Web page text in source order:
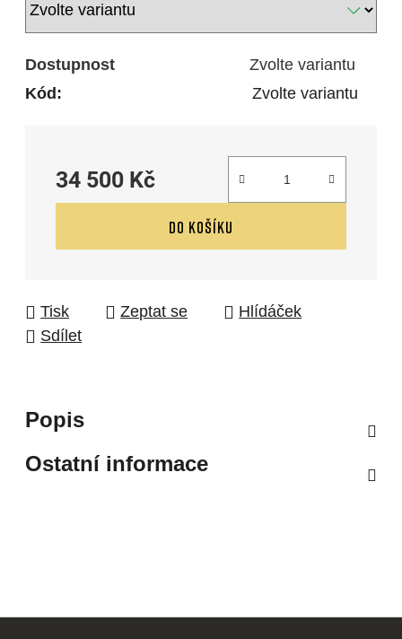
Dostupnost
Zvolte variantu
Kód:
Zvolte variantu
34 500 Kč
Měrná cena:
DO KOŠÍKU
Tisk Zeptat se
Hlídáček
Sdílet
Popis
Ostatní informace